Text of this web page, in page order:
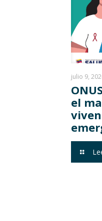
julio 9,
el